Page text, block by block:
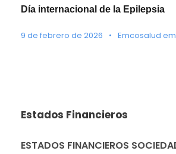
Día internacional de la Epilepsia
9 de febrero de 2026 • Emcosalud
Estados Financieros
ESTADOS FINANCIEROS